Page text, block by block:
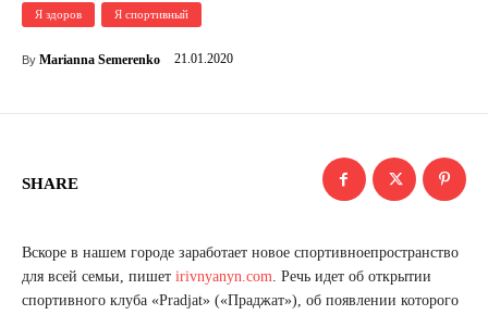
Я здоров Я спортивный
By Marianna Semerenko 21.01.2020
SHARE
Вскоре в нашем городе заработает новое спортивноепространство
для всей семьи, пишет irivnyanyn.com. Речь идет об открытии
спортивного клуба «Pradjat» («Праджат»), об появлении которого